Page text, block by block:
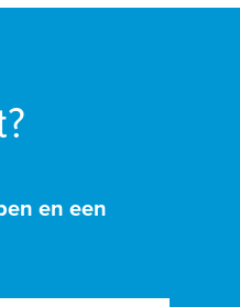
en een